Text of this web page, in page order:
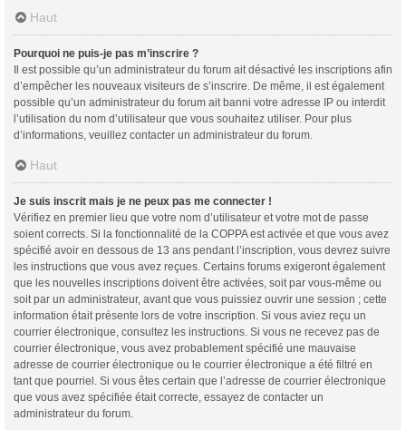
Haut
Pourquoi ne puis-je pas m’inscrire ?
Il est possible qu’un administrateur du forum ait désactivé les inscriptions afin
d’empêcher les nouveaux visiteurs de s’inscrire. De même, il est également
possible qu’un administrateur du forum ait banni votre adresse IP ou interdit
l’utilisation du nom d’utilisateur que vous souhaitez utiliser. Pour plus
d’informations, veuillez contacter un administrateur du forum.
Haut
Je suis inscrit mais je ne peux pas me connecter !
Vérifiez en premier lieu que votre nom d’utilisateur et votre mot de passe
soient corrects. Si la fonctionnalité de la COPPA est activée et que vous avez
spécifié avoir en dessous de 13 ans pendant l’inscription, vous devrez suivre
les instructions que vous avez reçues. Certains forums exigeront également
que les nouvelles inscriptions doivent être activées, soit par vous-même ou
soit par un administrateur, avant que vous puissiez ouvrir une session ; cette
information était présente lors de votre inscription. Si vous aviez reçu un
courrier électronique, consultez les instructions. Si vous ne recevez pas de
courrier électronique, vous avez probablement spécifié une mauvaise
adresse de courrier électronique ou le courrier électronique a été filtré en
tant que pourriel. Si vous êtes certain que l’adresse de courrier électronique
que vous avez spécifiée était correcte, essayez de contacter un
administrateur du forum.